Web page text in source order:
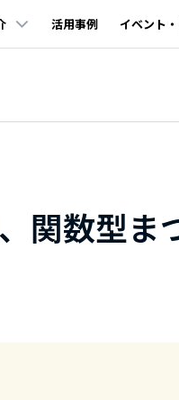
活用事例 イベント
関数型